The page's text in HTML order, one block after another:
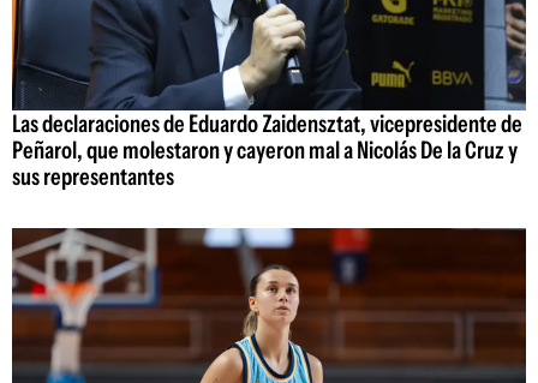
Las declaraciones de Eduardo Zaidensztat, vicepresidente de
Peñarol, que molestaron y cayeron mal a Nicolás De la Cruz y
sus representantes